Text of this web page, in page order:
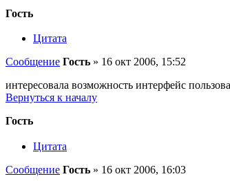
Гость
Цитата
Сообщение Гость » 16 окт 2006, 15:52
интересовала возможность интерфейс
Вернуться к началу
Гость
Цитата
Сообщение Гость » 16 окт 2006, 16:03